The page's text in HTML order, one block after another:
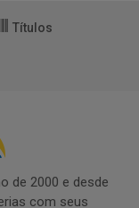
Títulos
de 2000 e desde
com seus